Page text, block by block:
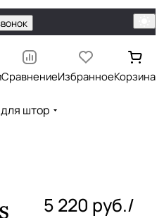
СравнениеИзбранноеКорзина
штор
5 220 руб./